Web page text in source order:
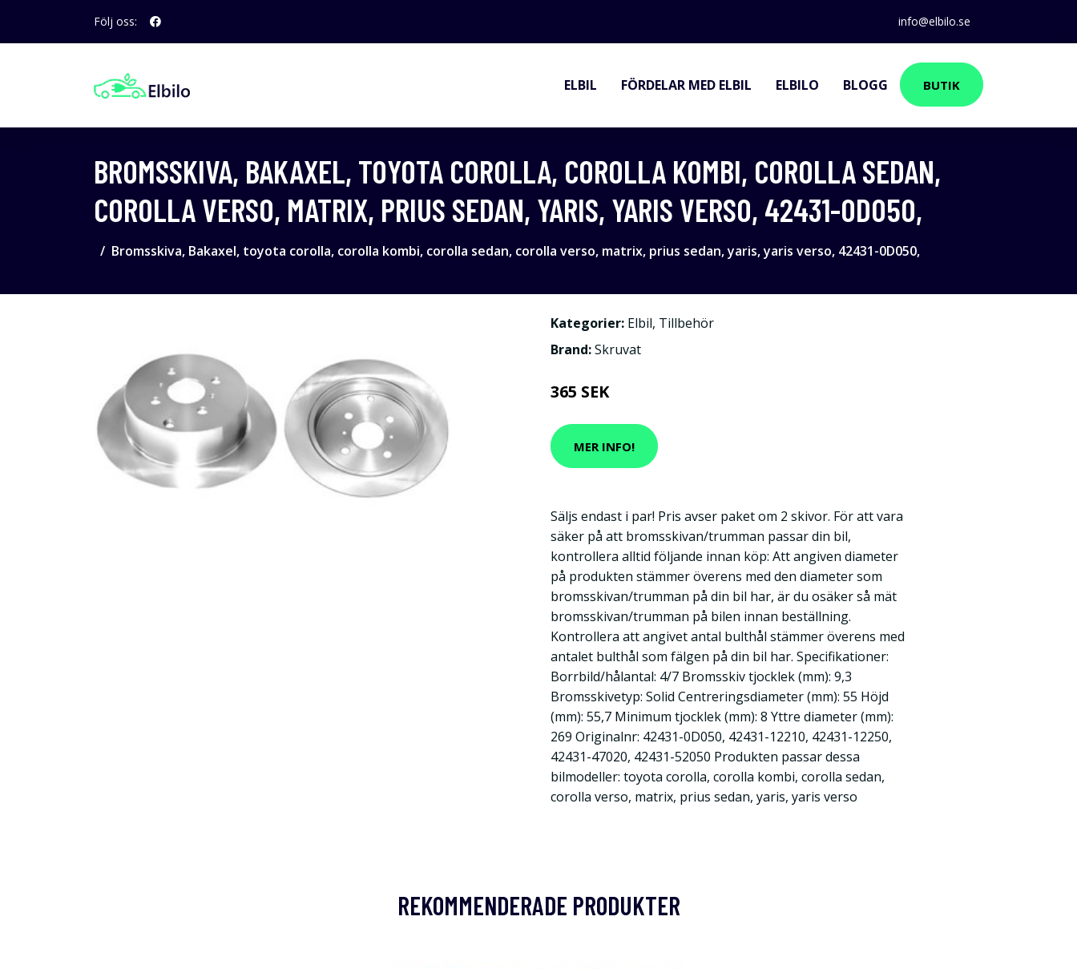
Följ oss: info@elbilo.se
ELBIL FÖRDELAR MED ELBIL ELBILO BLOGG BUTIK
BROMSSKIVA, BAKAXEL, TOYOTA COROLLA, COROLLA KOMBI, COROLLA SEDAN,
COROLLA VERSO, MATRIX, PRIUS SEDAN, YARIS, YARIS VERSO, 42431-0D050,
Bromsskiva, Bakaxel, toyota corolla, corolla kombi, corolla sedan, corolla verso, matrix, prius sedan, yaris, yaris verso, 42431-0D050,
Kategorier: Elbil, Tillbehör
Brand:Skruvat
365 SEK
MER INFO!
Säljs endast i par! Pris avser paket om 2 skivor. För att vara
säker på att bromsskivan/trumman passar din bil,
kontrollera alltid följande innan köp: Att angiven diameter
på produkten stämmer överens med den diameter som
bromsskivan/trumman på din bil har, är du osäker så mät
bromsskivan/trumman på bilen innan beställning.
Kontrollera att angivet antal bulthål stämmer överens med
antalet bulthål som fälgen på din bil har. Specifikationer:
Borrbild/hålantal: 4/7 Bromsskiv tjocklek (mm): 9,3
Bromsskivetyp: Solid Centreringsdiameter (mm): 55 Höjd
(mm): 55,7 Minimum tjocklek (mm): 8 Yttre diameter (mm):
269 Originalnr: 42431-0D050, 42431-12210, 42431-12250,
42431-47020, 42431-52050 Produkten passar dessa
bilmodeller: toyota corolla, corolla kombi, corolla sedan,
corolla verso, matrix, prius sedan, yaris, yaris verso
REKOMMENDERADE PRODUKTER